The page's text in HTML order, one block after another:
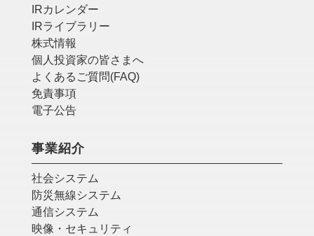
IRカレンダー
IRライブラリー
株式情報
個人投資家の皆さまへ
よくあるご質問(FAQ)
免責事項
電子公告
事業紹介
社会システム
防災無線システム
通信システム
映像・セキュリティ